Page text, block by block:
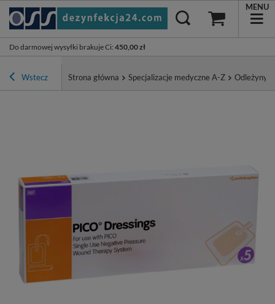
Do darmowej wysyłki brakuje Ci: 450,00 zł
MENU
Wstecz Strona główna Specjalizacje medyczne A-Z Odleżyny